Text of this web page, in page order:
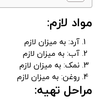
مواد لازم:
آرد: به میزان لازم
آب: به میزان لازم
نمک: به میزان لازم
روغن: به میزان لازم
مراحل تهیه: